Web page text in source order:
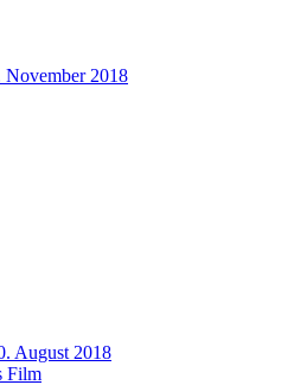
November 2018
August 2018
Film